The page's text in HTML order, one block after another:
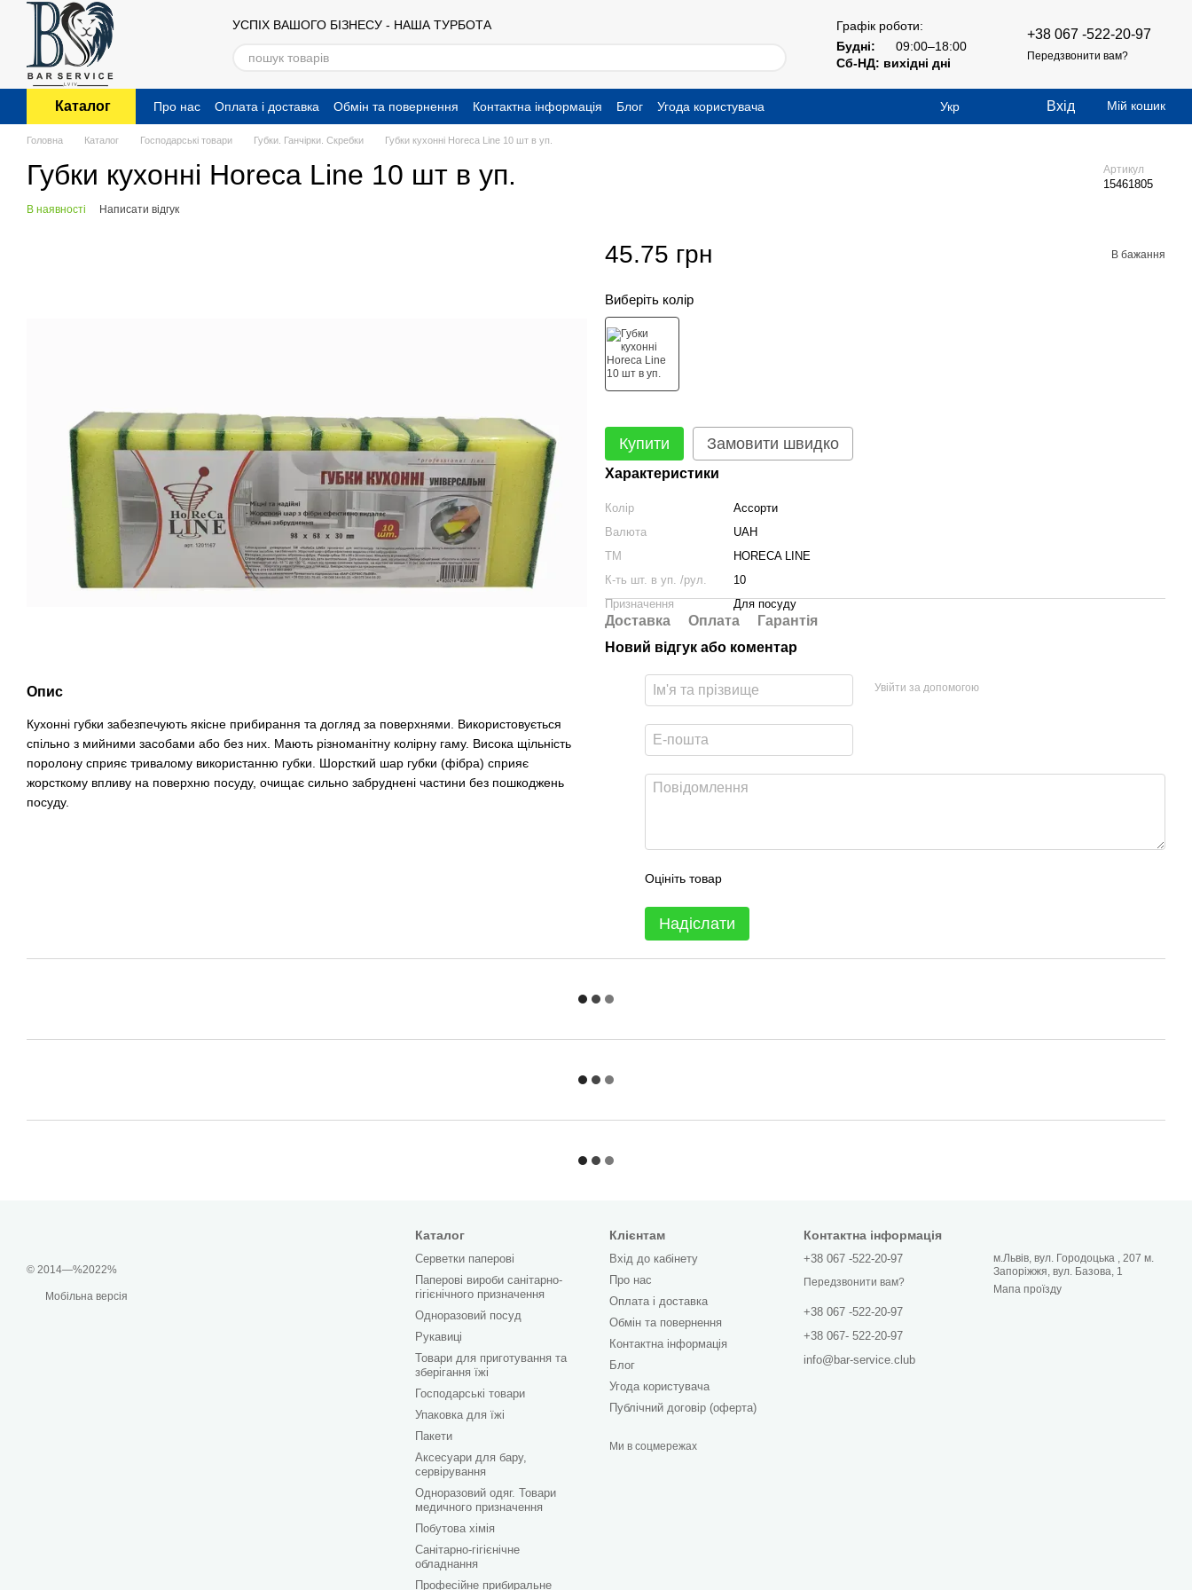
Перейти до основного контенту
УСПІХ ВАШОГО БІЗНЕСУ - НАША ТУРБОТА
Графік роботи:
Будні:
09:00–18:00
Сб-НД: вихідні дні
+38 067 -522-20-97
Передзвонити вам?
Каталог Про нас Оплата і доставка Обмін та повернення Контактна інформація Блог
Угода користувача
Публічний договір (оферта)
Укр Вхід Мій кошик
Головна Каталог Господарські товари Губки. Ганчірки. Скребки Губки кухонні Horeca Line 10 шт в уп.
Губки кухонні Horeca Line 10 шт в уп. Артикул
15461805
В наявності Написати відгук
Опис
Кухонні губки забезпечують якісне прибирання та догляд за поверхнями. Використовується
спільно з мийними засобами або без них. Мають різноманітну колірну гаму. Висока щільність
поролону сприяє тривалому використанню губки. Шорсткий шар губки (фібра) сприяє
жорсткому впливу на поверхню посуду, очищає сильно забруднені частини без пошкоджень
посуду.
45.75 грн В бажання
Виберіть колір
Купити Замовити швидко
Характеристики
Колір
Ассорти
Валюта
UAH
ТМ
HORECA LINE
К-ть шт. в уп. /рул.
10
Призначення
Для посуду
Доставка Оплата
Гарантія
Новий відгук або коментар
Увійти за допомогою
Оцініть товар
Надіслати
© 2014—%2022%
Мобільна версія
Каталог
Серветки паперові
Паперові вироби санітарно-
гігієнічного призначення
Одноразовий посуд
Рукавиці
Товари для приготування та
зберігання їжі
Господарські товари
Упаковка для їжі
Пакети
Аксесуари для бару,
сервірування
Одноразовий одяг. Товари
медичного призначення
Побутова хімія
Санітарно-гігієнічне
обладнання
Професійне прибиральне
Клієнтам
Вхід до кабінету
Про нас
Оплата і доставка
Обмін та повернення
Контактна інформація
Блог
Угода користувача
Публічний договір (оферта)
Ми в соцмережах
Контактна інформація
+38 067 -522-20-97
Передзвонити вам?
+38 067 -522-20-97
+38 067- 522-20-97
info@bar-service.club
м.Львів, вул. Городоцька , 207 м.
Запоріжжя, вул. Базова, 1
Мапа проїзду